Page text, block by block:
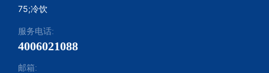
服务电话:
4006021088
邮箱: